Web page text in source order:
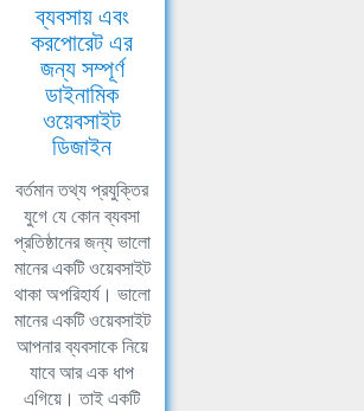
ব্যবসায় এবং
করপোরেট এর
জন্য সম্পূর্ণ
ডাইনামিক
ওয়েবসাইট
ডিজাইন
বর্তমান তথ্য প্রযুক্তির
যুগে যে কোন ব্যবসা
প্রতিষ্ঠানের জন্য ভালো
মানের একটি ওয়েবসাইট
থাকা অপরিহার্য। ভালো
মানের একটি ওয়েবসাইট
আপনার ব্যবসাকে নিয়ে
যাবে আর এক ধাপ
এগিয়ে। তাই একটি